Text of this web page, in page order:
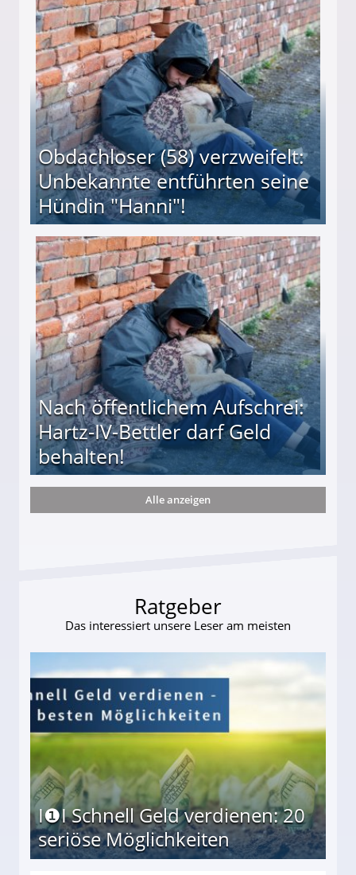
Mutter freigesprochen!
Obdachloser (58) verzweifelt:
Unbekannte entführten seine
Hündin "Hanni"!
entführten seine Hündin "Hanni"!
Nach öffentlichem Aufschrei:
Hartz-IV-Bettler darf Geld
behalten!
darf Geld behalten!
Alle anzeigen
Ratgeber
Das interessiert unsere Leser am meisten
I❶I Schnell Geld verdienen: 20
seriöse Möglichkeiten